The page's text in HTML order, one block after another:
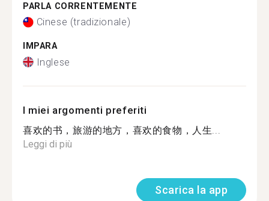
PARLA CORRENTEMENTE
Cinese (tradizionale)
IMPARA
Inglese
I miei argomenti preferiti
喜欢的书，旅游的地方，喜欢的食物，人生...
Leggi di più
Scarica la app